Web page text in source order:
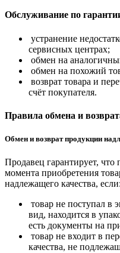
Обслуживание по
устранение
сервисных центрах;
обмен на
обмен на похожий
возврат товара и
счёт покупателя.
Правила обмена и
Обмен и возврат продукции
Продавец гарантирует, что
момента приобретения
надлежащего качества, если:
товар не поступал в
вид, находится в
есть документы на
товар не входит в
качества, не